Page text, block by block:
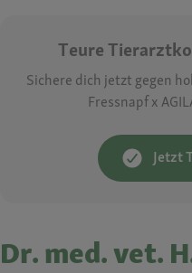
Teure
Sichere dich jetzt gegen
Fressnapf x
Jetzt
Dr. med. vet.